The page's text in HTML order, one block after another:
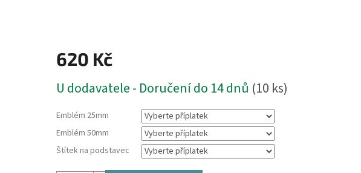
620 Kč
cena:
U dodavatele - Doručení do 14 dnů (10 ks)
Emblém 25mm
Emblém 50mm
Štítek na podstavec